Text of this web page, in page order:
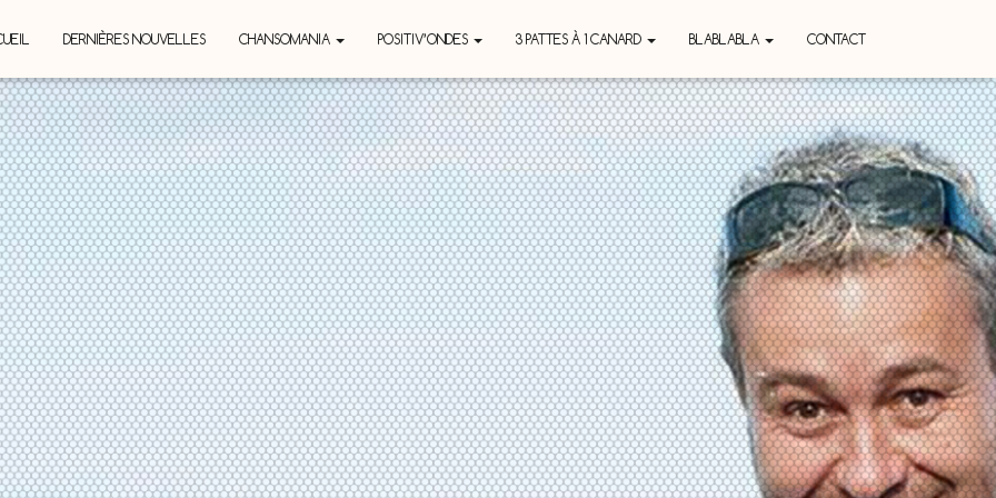
DERNIÈRES NOUVELLES CHANSOMANIA POSITIV’ONDES 3 PATTES À 1 CANARD BLABLABLA CONTACT